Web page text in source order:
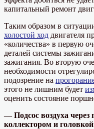
капитальный ремонт
Таким образом в
холостой ход двигателя
«количества» в первую
деталей системы
зажигания. Во вторую
необходимости
подозрение на
этого не лишним будет
оценить состояние
— Подсос воздуха
коллектором и